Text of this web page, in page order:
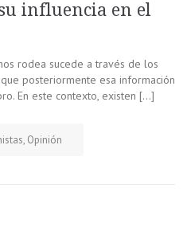
influencia en el
rodea sucede a través de los
posteriormente esa información
En este contexto, existen […]
, Opinión